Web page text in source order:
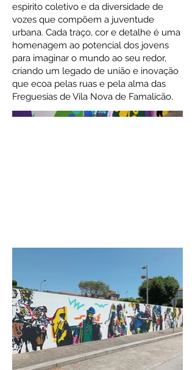
espírito coletivo e da diversidade de
vozes que compõem a juventude
urbana. Cada traço, cor e detalhe é uma
homenagem ao potencial dos jovens
para imaginar o mundo ao seu redor,
criando um legado de união e inovação
que ecoa pelas ruas e pela alma das
Freguesias de Vila Nova de Famalicão.